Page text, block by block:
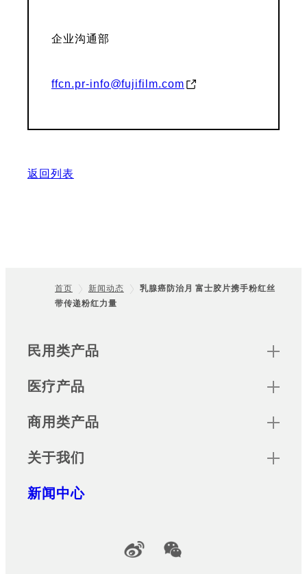
企业沟通部
ffcn.pr-info@fujifilm.com
返回列表
Footer
首页 新闻动态
乳腺癌防治月 富士胶片携手粉红丝
带传递粉红力量
Sitemap
民用类产品
医疗产品
商用类产品
关于我们
新闻中心
Official Social Media Accounts